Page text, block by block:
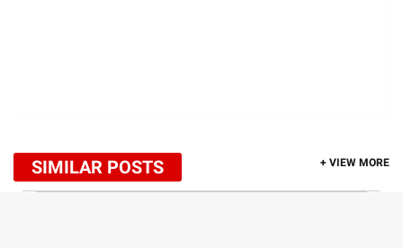
SIMILAR POSTS + VIEW MORE